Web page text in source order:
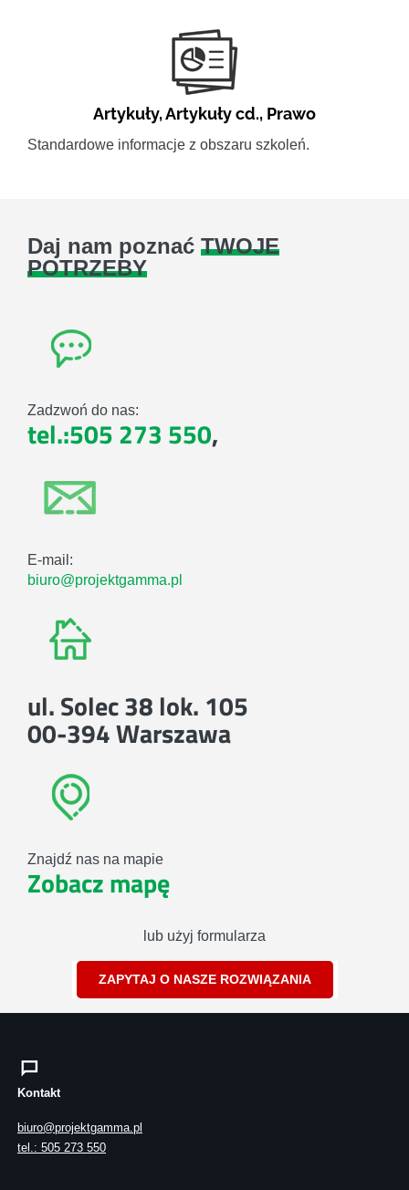
Artykuły,Artykuły cd., Prawo
Standardowe informacje z obszaru szkoleń.
Daj nam poznać TWOJE
POTRZEBY
Zadzwoń do nas:
tel.:505 273 550,
E-mail:
biuro@projektgamma.pl
ul. Solec 38 lok. 105
00-394 Warszawa
Znajdź nas na mapie
Zobacz mapę
lub użyj formularza
ZAPYTAJ O NASZE ROZWIĄZANIA
Kontakt
biuro@projektgamma.pl
tel.: 505 273 550